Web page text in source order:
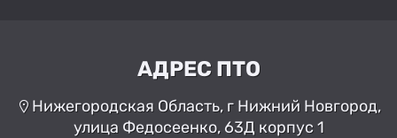
АДРЕС ПТО
Нижегородская Область, г Нижний Новгород,
улица Федосеенко, 63Д корпус 1